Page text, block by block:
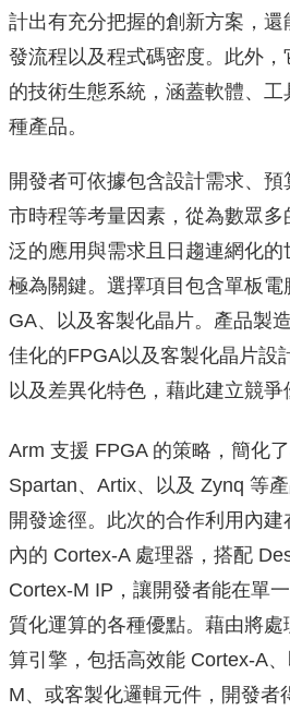
計出有充分把握的創新方案， 還
發流程以及程式碼密度。此外，
的技術生態系統，涵蓋軟體、
種產品。
開發者可依據包含設計需求、預
市時程等考量因素，從為數眾多
泛的應用與需求且日趨連網化的
極為關鍵。選擇項目包含單板
GA、以及客製化晶片。產品製
佳化的FPGA以及客製化晶片設
以及差異化特色， 藉此建立競爭
Arm 支援 FPGA 的策略，簡化
Spartan、Artix、以及 Zynq 等
開發途徑。此次的合作利用內建
內的 Cortex-A 處理器，搭配
Cortex-M IP，讓開發者能在單
質化運算的各種優點。 藉由將處
算引擎，包括高效能 Cortex-A
M、或客製化邏輯元件， 開發者